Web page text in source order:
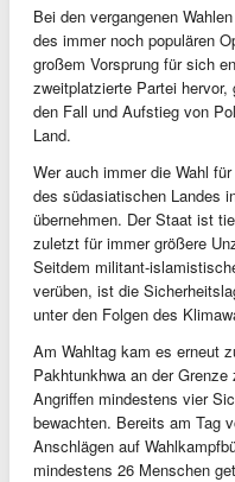
Bei den vergangenen
des immer noch populären
großem Vorsprung für sich
zweitplatzierte Partei
den Fall und Aufstieg von
Land.
Wer auch immer die Wahl
des südasiatischen Landes
übernehmen. Der Staat ist
zuletzt für immer größere
Seitdem militant-
verüben, ist die
unter den Folgen des
Am Wahltag kam es erneut
Pakhtunkhwa an der
Angriffen mindestens vier
bewachten. Bereits am Tag
Anschlägen auf
mindestens 26 Menschen